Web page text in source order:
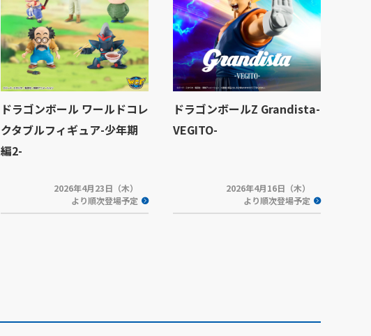
ドラゴンボール ワールドコレ
クタブルフィギュア-少年期
編2-
2026年4月23日（木）
より順次登場予定
ドラゴンボールZ Grandista-
VEGITO-
2026年4月16日（木）
より順次登場予定